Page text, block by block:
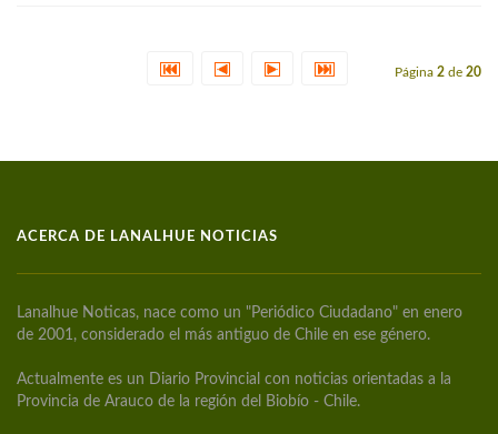
Página 2 de 20
ACERCA DE LANALHUE NOTICIAS
Lanalhue Noticas, nace como un "Periódico Ciudadano" en enero
de 2001, considerado el más antiguo de Chile en ese género.
Actualmente es un Diario Provincial con noticias orientadas a la
Provincia de Arauco de la región del Biobío - Chile.